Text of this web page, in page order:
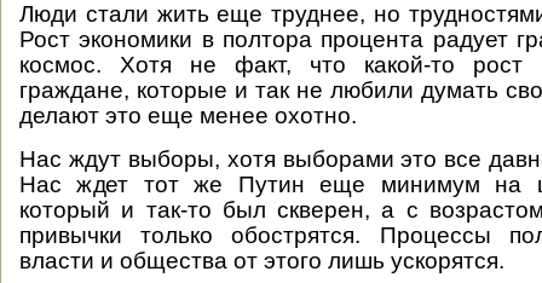
Люди стали жить еще труднее, но
Рост экономики в полтора процента радует
космос. Хотя не факт, что какой-то
граждане, которые и так не любили думать
делают это еще менее охотно.
Нас ждут выборы, хотя выборами это все
Нас ждет тот же Путин еще минимум на
который и так-то был скверен, а с
привычки только обострятся. Процессы
власти и общества от этого лишь ускорятся.